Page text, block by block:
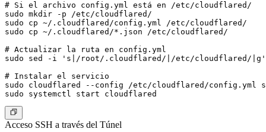
# Si el archivo config.yml está en /etc/cloudflared/
sudo mkdir -p /etc/cloudflared/
sudo cp ~/.cloudflared/config.yml /etc/cloudflared/
sudo cp ~/.cloudflared/*.json /etc/cloudflared/
# Actualizar la ruta en config.yml
sudo sed -i 's|/root/.cloudflared/|/etc/cloudflared/
# Instalar el servicio
sudo cloudflared --config /etc/cloudflared/config.yml
Acceso SSH a través del Túnel